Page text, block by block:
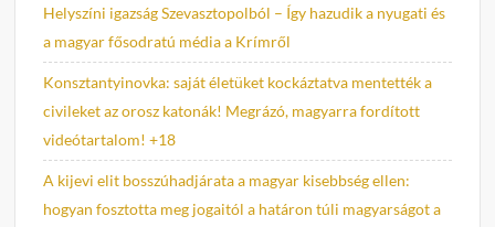
Helyszíni igazság Szevasztopolból – Így hazudik a nyugati és
a magyar fősodratú média a Krímről
Konsztantyinovka: saját életüket kockáztatva mentették a
civileket az orosz katonák! Megrázó, magyarra fordított
videótartalom! +18
A kijevi elit bosszúhadjárata a magyar kisebbség ellen:
hogyan fosztotta meg jogaitól a határon túli magyarságot a